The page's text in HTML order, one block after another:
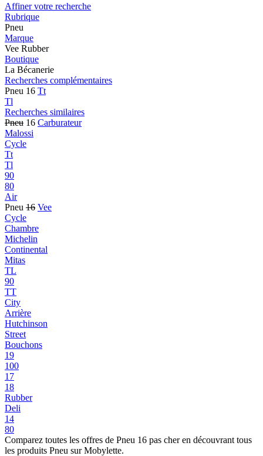
Affiner votre recherche
Rubrique
Pneu
Marque
Vee Rubber
Boutique
La Bécanerie
Recherches complémentaires
Pneu 16 Tt
Tl
Recherches similaires
Pneu 16 Carburateur
Malossi
Cycle
Tt
Tl
90
80
Air
Pneu 16 Vee
Cycle
Chambre
Michelin
Continental
Mitas
TL
90
TT
City
Arrière
Hutchinson
Street
Bouchons
19
100
17
18
Rubber
Deli
14
80
Comparez toutes les offres de Pneu 16 pas cher en découvrant tous
les produits Pneu sur Mobylette.